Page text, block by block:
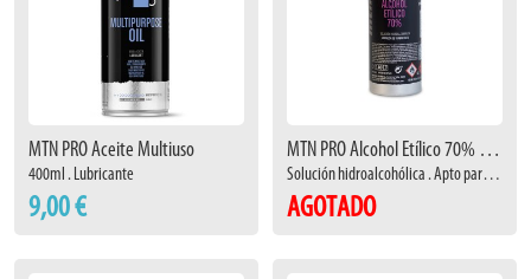
MTN PRO Aceite Multiuso
400ml . Lubricante
9,00 €
MTN PRO Alcohol Etílico 70% 100ml
Solución hidroalcohólica . Apto para avión
AGOTADO